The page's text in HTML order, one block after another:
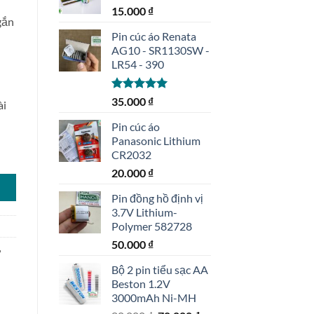
15.000 ₫
Pin cúc áo Renata
AG10 - SR1130SW -
LR54 - 390
Được xếp
5 sao
35.000 ₫
Pin cúc áo
Panasonic Lithium
CR2032
20.000 ₫
Pin đồng hồ định vị
3.7V Lithium-
Polymer 582728
50.000 ₫
Bộ 2 pin tiểu sạc AA
Beston 1.2V
3000mAh Ni-MH
ghép khối tam giác số lượng